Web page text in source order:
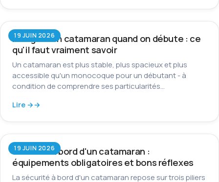
19 JUIN 2026
Naviguer en catamaran quand on débute : ce
qu'il faut vraiment savoir
Un catamaran est plus stable, plus spacieux et plus
accessible qu'un monocoque pour un débutant - à
condition de comprendre ses particularités…
Lire →
19 JUIN 2026
Sécurité à bord d'un catamaran :
équipements obligatoires et bons réflexes
La sécurité à bord d'un catamaran repose sur trois piliers